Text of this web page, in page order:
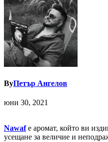
ByПетър Ангелов
юни 30, 2021
Nawafе аромат, който ви
усещане за величие и